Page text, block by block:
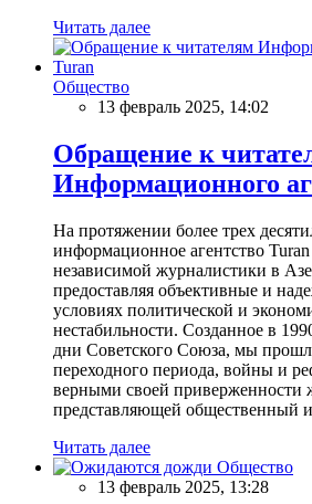
Читать далее
Общество
13 февраль 2025, 14:02
Обращение к
Информационного
На протяжении более трех
информационное агентство
независимой журналистики в
предоставляя объективные и
условиях политической и
нестабильности. Созданное в
дни Советского Союза, мы
переходного периода, войны и
верными своей приверженности
представляющей общественный
Читать далее
Общество
13 февраль 2025, 13:28